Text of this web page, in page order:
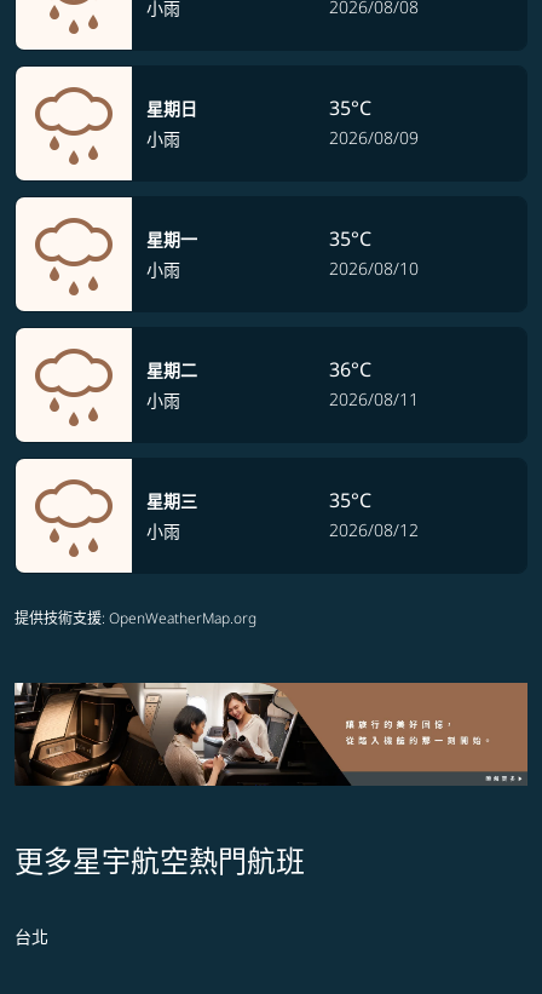
小雨 2026/08/08
星期日
小雨
35°C
2026/08/09
星期一
小雨
35°C
2026/08/10
星期二
小雨
36°C
2026/08/11
星期三
小雨
35°C
2026/08/12
提供技術支援: OpenWeatherMap.org
更多星宇航空熱門航班
台北